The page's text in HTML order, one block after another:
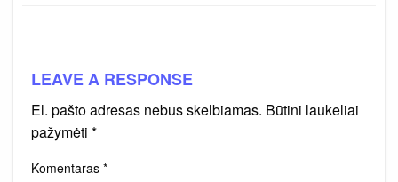
LEAVE A RESPONSE
El. pašto adresas nebus skelbiamas. Būtini laukeliai
pažymėti *
Komentaras *